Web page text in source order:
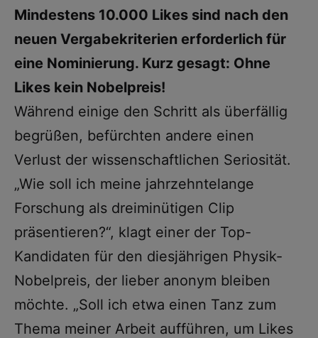
Mindestens 10.000 Likes sind nach den
neuen Vergabekriterien erforderlich für
eine Nominierung. Kurz gesagt: Ohne
Likes kein Nobelpreis!
Während einige den Schritt als überfällig
begrüßen, befürchten andere einen
Verlust der wissenschaftlichen Seriosität.
„Wie soll ich meine jahrzehntelange
Forschung als dreiminütigen Clip
präsentieren?“, klagt einer der Top-
Kandidaten für den diesjährigen Physik-
Nobelpreis, der lieber anonym bleiben
möchte. „Soll ich etwa einen Tanz zum
Thema meiner Arbeit aufführen, um Likes